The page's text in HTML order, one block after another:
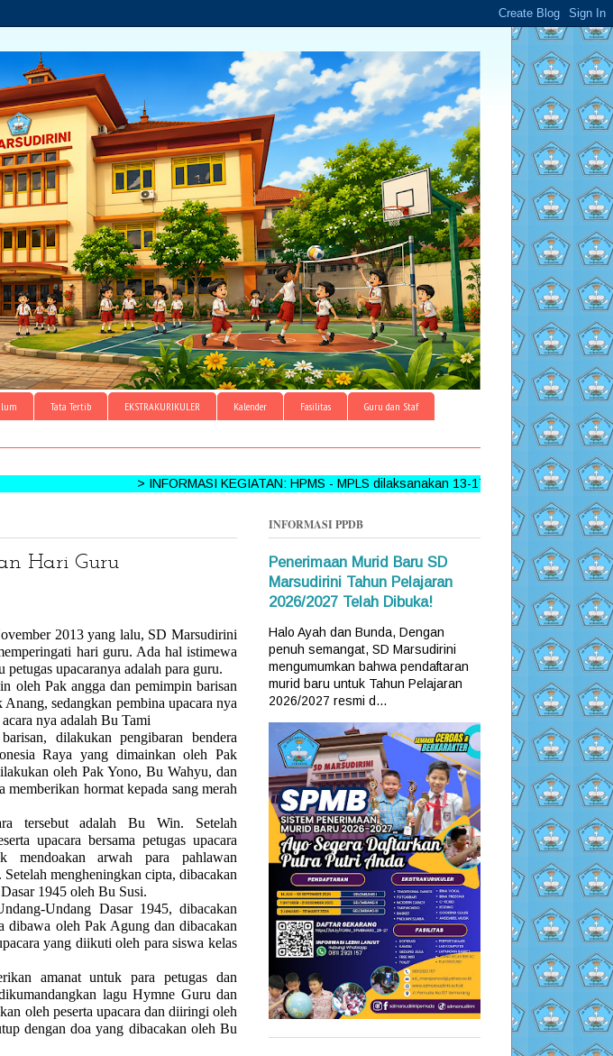
Tata Tertib EKSTRAKURIKULER Kalender Fasilitas Guru dan Staf
> INFORMASI KEGIATAN: HPMS - MPLS dilaksanakan 13-17 Juni 2026 >>> FOLLOW,
Hari Guru
2013 yang lalu, SD Marsudirini
hari guru. Ada hal istimewa
petugas upacaranya adalah para guru.
oleh Pak angga dan pemimpin barisan
sedangkan pembina upacara nya
nya adalah Bu Tami
dilakukan pengibaran bendera
Raya yang dimainkan oleh Pak
oleh Pak Yono, Bu Wahyu, dan
memberikan hormat kepada sang merah
tersebut adalah Bu Win. Setelah
upacara bersama petugas upacara
mendoakan arwah para pahlawan
mengheningkan cipta, dibacakan
1945 oleh Bu Susi.
Undang Dasar 1945, dibacakan
dibawa oleh Pak Agung dan dibacakan
yang diikuti oleh para siswa kelas
amanat untuk para petugas dan
lagu Hymne Guru dan
oleh peserta upacara dan diiringi oleh
dengan doa yang dibacakan oleh Bu
INFORMASI PPDB
Penerimaan Murid Baru SD
Marsudirini Tahun Pelajaran
2026/2027 Telah Dibuka!
Halo Ayah dan Bunda, Dengan
penuh semangat, SD Marsudirini
mengumumkan bahwa pendaftaran
murid baru untuk Tahun Pelajaran
2026/2027 resmi d...